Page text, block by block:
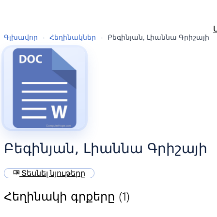
Գլխավոր › Հեղինակներ › Բեգինյան, Լիաննա Գրիշայի
Բեգինյան, Լիաննա Գրիշայի
menu_book Տեսնել նյութերը
Հեղինակի գրքերը (1)